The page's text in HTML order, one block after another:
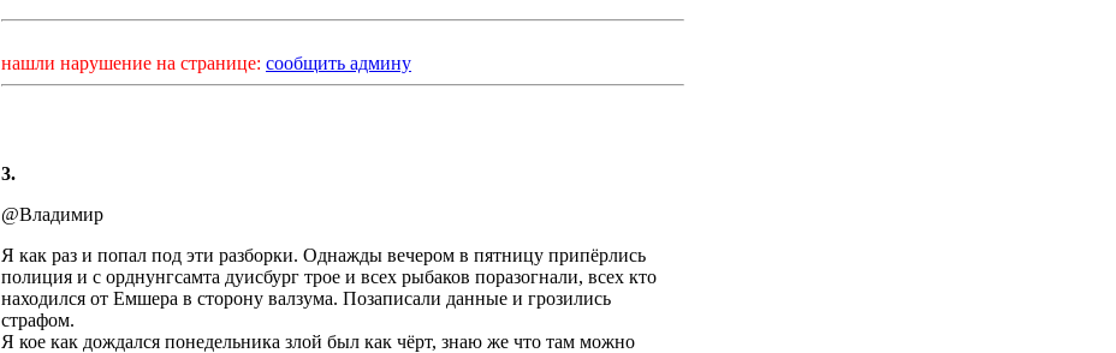
нашли нарушение на странице: сообщить админу
3.
@Владимир
Я как раз и попал под эти разборки. Однажды вечером в пятницу припёрлись
полиция и с орднунгсамта дуисбург трое и всех рыбаков поразогнали, всех кто
находился от Емшера в сторону валзума. Позаписали данные и грозились
страфом.
Я кое как дождался понедельника злой был как чёрт, знаю же что там можно